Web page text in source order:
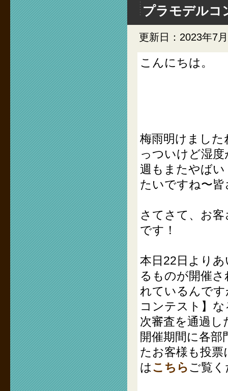
プラモデルコ
更新日：2023年7
こんにちは。
梅雨明けまし
っついけど湿
週もまたやば
たいですね〜
さてさて、お
です！
本日22日より
るものが開催
れているんで
コンテスト】
次審査を通過
開催期間に各
たお客様も投
はこちらご覧